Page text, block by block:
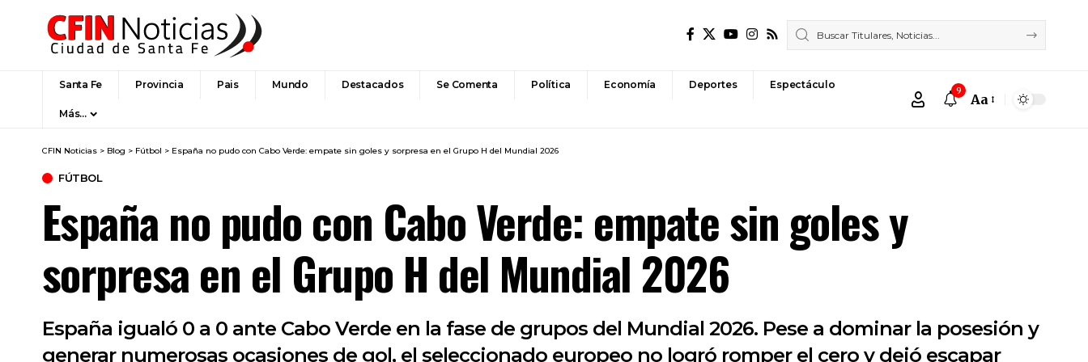
Santa Fe Provincia Pais Mundo Destacados Se Comenta Política Economía Deportes Espectáculo
Más…
9
Font
Aa
CFIN Noticias > Blog > Fútbol > España no pudo con Cabo Verde: empate sin goles y sorpresa en el Grupo H del Mundial 2026
FÚTBOL
España no pudo con Cabo Verde: empate sin goles y
sorpresa en el Grupo H del Mundial 2026
España igualó 0 a 0 ante Cabo Verde en la fase de grupos del Mundial 2026. Pese a dominar la posesión y
generar numerosas ocasiones de gol, el seleccionado europeo no logró romper el cero y dejó escapar